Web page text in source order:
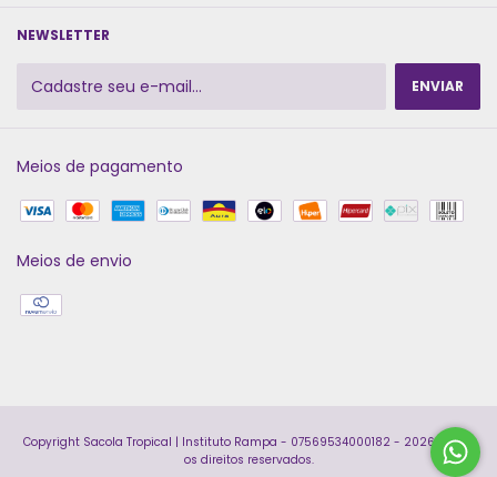
NEWSLETTER
Meios de pagamento
Meios de envio
Copyright Sacola Tropical | Instituto Rampa - 07569534000182 - 2026. Todos
os direitos reservados.